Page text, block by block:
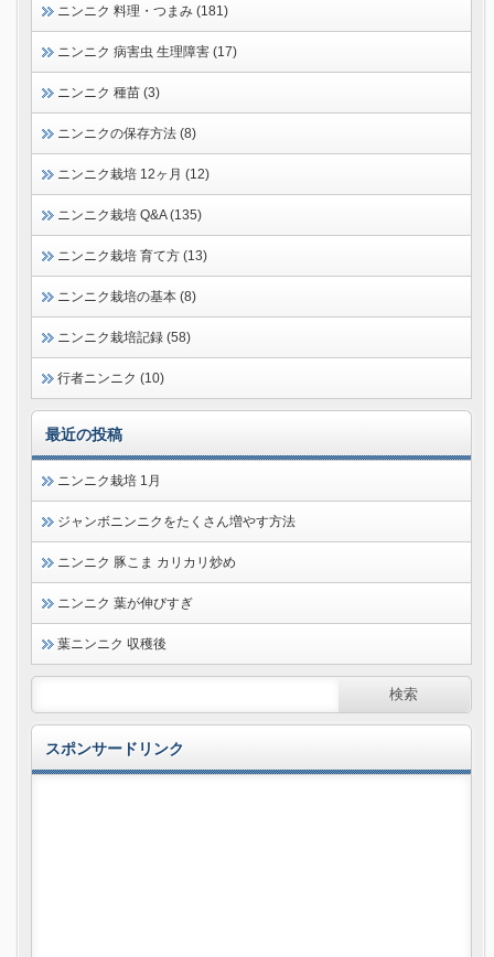
ニンニク 料理・つまみ (181)
ニンニク 病害虫 生理障害 (17)
ニンニク 種苗 (3)
ニンニクの保存方法 (8)
ニンニク栽培 12ヶ月 (12)
ニンニク栽培 Q&A (135)
ニンニク栽培 育て方 (13)
ニンニク栽培の基本 (8)
ニンニク栽培記録 (58)
行者ニンニク (10)
最近の投稿
ニンニク栽培 1月
ジャンボニンニクをたくさん増やす方法
ニンニク 豚こま カリカリ炒め
ニンニク 葉が伸びすぎ
葉ニンニク 収穫後
スポンサードリンク